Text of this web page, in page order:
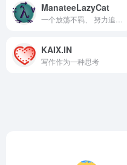
ManateeLazyCat
KAIX.IN
写作作为一种思考